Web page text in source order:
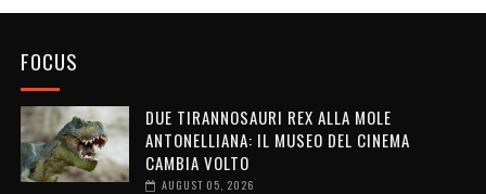
FOCUS
DUE TIRANNOSAURI REX ALLA MOLE
ANTONELLIANA: IL MUSEO DEL CINEMA
CAMBIA VOLTO
AUGUST 05, 2026